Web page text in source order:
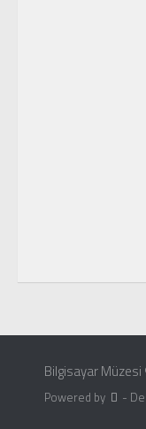
Bilgisayar Müzesi
Powered by -